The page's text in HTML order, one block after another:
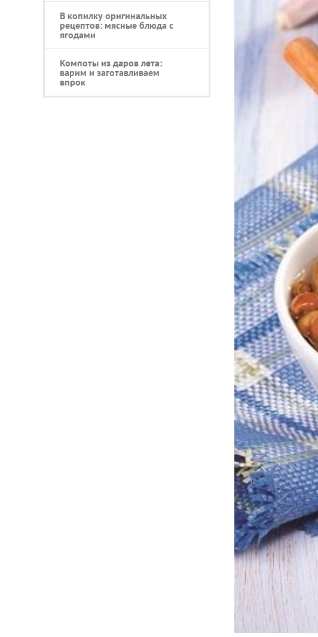
В копилку оригинальных
рецептов: мясные блюда с
ягодами
Компоты из даров лета:
варим и заготавливаем
впрок